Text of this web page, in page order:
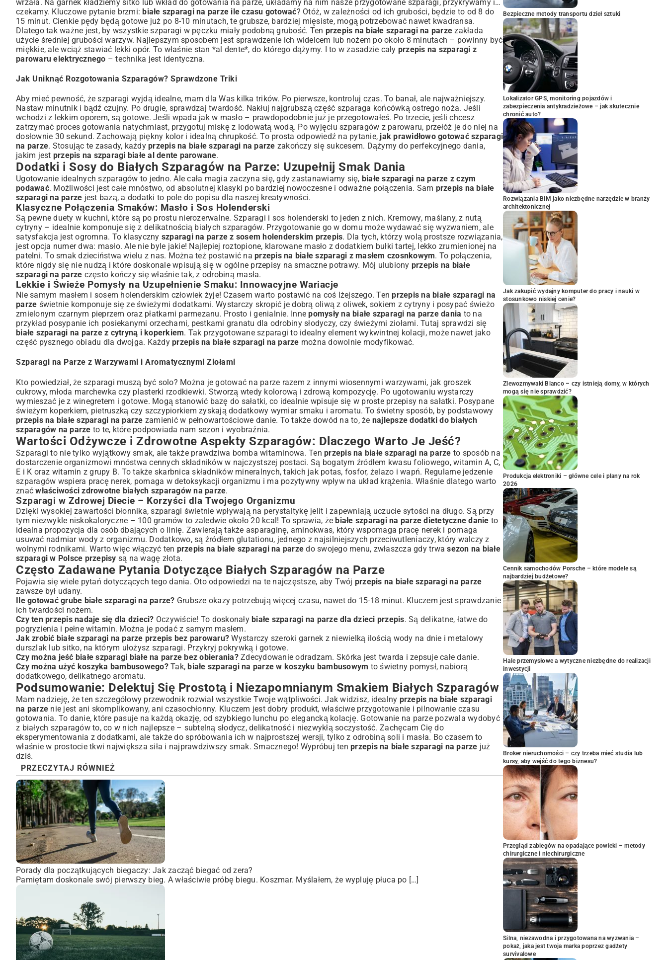
wrzała. Na garnek kładziemy sitko lub wkład do gotowania na parze, układamy na nim nasze przygotowane szparagi, przykrywamy i…
czekamy. Kluczowe pytanie brzmi:białe szparagi na parze ile czasu gotować? Otóż, w zależności od ich grubości, będzie to od 8 do
15 minut. Cienkie pędy będą gotowe już po 8-10 minutach, te grubsze, bardziej mięsiste, mogą potrzebować nawet kwadransa.
Dlatego tak ważne jest, by wszystkie szparagi w pęczku miały podobną grubość. Ten przepis na białe szparagi na parze zakłada
użycie średniej grubości warzyw. Najlepszym sposobem jest sprawdzenie ich widelcem lub nożem po około 8 minutach – powinny być
miękkie, ale wciąż stawiać lekki opór. To właśnie stan *al dente*, do którego dążymy. I to w zasadzie cały przepis na szparagi z
parowaru elektrycznego – technika jest identyczna.
Jak Uniknąć Rozgotowania Szparagów? Sprawdzone Triki
Aby mieć pewność, że szparagi wyjdą idealne, mam dla Was kilka trików. Po pierwsze, kontroluj czas. To banał, ale najważniejszy.
Nastaw minutnik i bądź czujny. Po drugie, sprawdzaj twardość. Nakłuj najgrubszą część szparaga końcówką ostrego noża. Jeśli
wchodzi z lekkim oporem, są gotowe. Jeśli wpada jak w masło – prawdopodobnie już je przegotowałeś. Po trzecie, jeśli chcesz
zatrzymać proces gotowania natychmiast, przygotuj miskę z lodowatą wodą. Po wyjęciu szparagów z parowaru, przełóż je do niej na
dosłownie 30 sekund. Zachowają piękny kolor i idealną chrupkość. To prosta odpowiedź na pytanie, jak prawidłowo gotować szparagi
na parze. Stosując te zasady, każdy przepis na białe szparagi na parze zakończy się sukcesem. Dążymy do perfekcyjnego dania,
jakim jest przepis na szparagi białe al dente parowane.
Dodatki i Sosy do Białych Szparagów na Parze: Uzupełnij Smak Dania
Ugotowanie idealnych szparagów to jedno. Ale cała magia zaczyna się, gdy zastanawiamy się, białe szparagi na parze z czym
podawać. Możliwości jest całe mnóstwo, od absolutnej klasyki po bardziej nowoczesne i odważne połączenia. Sam przepis na białe
szparagi na parze jest bazą, a dodatki to pole do popisu dla naszej kreatywności.
Klasyczne Połączenia Smaków: Masło i Sos Holenderski
Są pewne duety w kuchni, które są po prostu nierozerwalne. Szparagi i sos holenderski to jeden z nich. Kremowy, maślany, z nutą
cytryny – idealnie komponuje się z delikatnością białych szparagów. Przygotowanie go w domu może wydawać się wyzwaniem, ale
satysfakcja jest ogromna. To klasyczny szparagi na parze z sosem holenderskim przepis. Dla tych, którzy wolą prostsze rozwiązania,
jest opcja numer dwa: masło. Ale nie byle jakie! Najlepiej roztopione, klarowane masło z dodatkiem bułki tartej, lekko zrumienionej na
patelni. To smak dzieciństwa wielu z nas. Można też postawić na przepis na białe szparagi z masłem czosnkowym. To połączenia,
które nigdy się nie nudzą i które doskonale wpisują się w ogólne przepisy na smaczne potrawy. Mój ulubiony przepis na białe
szparagi na parze często kończy się właśnie tak, z odrobiną masła.
Lekkie i Świeże Pomysły na Uzupełnienie Smaku: Innowacyjne Wariacje
Nie samym masłem i sosem holenderskim człowiek żyje! Czasem warto postawić na coś lżejszego. Tenprzepis na białe szparagi na
parze świetnie komponuje się ze świeżymi dodatkami. Wystarczy skropić je dobrą oliwą z oliwek, sokiem z cytryny i posypać świeżo
zmielonym czarnym pieprzem oraz płatkami parmezanu. Prosto i genialnie. Innepomysły na białe szparagi na parze dania to na
przykład posypanie ich posiekanymi orzechami, pestkami granatu dla odrobiny słodyczy, czy świeżymi ziołami. Tutaj sprawdzi się
białe szparagi na parze z cytryną i koperkiem. Tak przygotowane szparagi to idealny element wykwintnej kolacji, może nawet jako
część pysznego obiadu dla dwojga. Każdy przepis na białe szparagi na parze można dowolnie modyfikować.
Szparagi na Parze z Warzywami i Aromatycznymi Ziołami
Kto powiedział, że szparagi muszą być solo? Można je gotować na parze razem z innymi wiosennymi warzywami, jak groszek
cukrowy, młoda marchewka czy plasterki rzodkiewki. Stworzą wtedy kolorową i zdrową kompozycję. Po ugotowaniu wystarczy
wymieszać je z winegretem i gotowe. Mogą stanowić bazę do sałatki, co idealnie wpisuje się w proste przepisy na sałatki. Posypane
świeżym koperkiem, pietruszką czy szczypiorkiem zyskają dodatkowy wymiar smaku i aromatu. To świetny sposób, by podstawowy
przepis na białe szparagi na parze zamienić w pełnowartościowe danie. To także dowód na to, że najlepsze dodatki do białych
szparagów na parze to te, które podpowiada nam sezon i wyobraźnia.
Wartości Odżywcze i Zdrowotne Aspekty Szparagów: Dlaczego Warto Je Jeść?
Szparagi to nie tylko wyjątkowy smak, ale także prawdziwa bomba witaminowa. Ten przepis na białe szparagi na parze to sposób na
dostarczenie organizmowi mnóstwa cennych składników w najczystszej postaci. Są bogatym źródłem kwasu foliowego, witamin A, C,
E i K oraz witamin z grupy B. To także skarbnica składników mineralnych, takich jak potas, fosfor, żelazo i wapń. Regularne jedzenie
szparagów wspiera pracę nerek, pomaga w detoksykacji organizmu i ma pozytywny wpływ na układ krążenia. Właśnie dlatego warto
znaćwłaściwości zdrowotne białych szparagów na parze.
Szparagi w Zdrowej Diecie – Korzyści dla Twojego Organizmu
Dzięki wysokiej zawartości błonnika, szparagi świetnie wpływają na perystaltykę jelit i zapewniają uczucie sytości na długo. Są przy
tym niezwykle niskokaloryczne – 100 gramów to zaledwie około 20 kcal! To sprawia, żebiałe szparagi na parze dietetyczne danie to
idealna propozycja dla osób dbających o linię. Zawierają także asparaginę, aminokwas, który wspomaga pracę nerek i pomaga
usuwać nadmiar wody z organizmu. Dodatkowo, są źródłem glutationu, jednego z najsilniejszych przeciwutleniaczy, który walczy z
wolnymi rodnikami. Warto więc włączyć ten przepis na białe szparagi na parze do swojego menu, zwłaszcza gdy trwasezon na białe
szparagi w Polsce przepisy są na wagę złota.
Często Zadawane Pytania Dotyczące Białych Szparagów na Parze
Pojawia się wiele pytań dotyczących tego dania. Oto odpowiedzi na te najczęstsze, aby Twój przepis na białe szparagi na parze
zawsze był udany.
Ile gotować grube białe szparagi na parze? Grubsze okazy potrzebują więcej czasu, nawet do 15-18 minut. Kluczem jest sprawdzanie
ich twardości nożem.
Czy ten przepis nadaje się dla dzieci? Oczywiście! To doskonały białe szparagi na parze dla dzieci przepis. Są delikatne, łatwe do
pogryzienia i pełne witamin. Można je podać z samym masłem.
Jak zrobić białe szparagi na parze przepis bez parowaru? Wystarczy szeroki garnek z niewielką ilością wody na dnie i metalowy
durszlak lub sitko, na którym ułożysz szparagi. Przykryj pokrywką i gotowe.
Czy można jeść białe szparagi białe na parze bez obierania?Zdecydowanie odradzam. Skórka jest twarda i zepsuje całe danie.
Czy można użyć koszyka bambusowego?Tak,białe szparagi na parze w koszyku bambusowym to świetny pomysł, nabiorą
dodatkowego, delikatnego aromatu.
Podsumowanie: Delektuj Się Prostotą i Niezapomnianym Smakiem Białych Szparagów
Mam nadzieję, że ten szczegółowy przewodnik rozwiał wszystkie Twoje wątpliwości. Jak widzisz, idealny przepis na białe szparagi
na parze nie jest ani skomplikowany, ani czasochłonny. Kluczem jest dobry produkt, właściwe przygotowanie i pilnowanie czasu
gotowania. To danie, które pasuje na każdą okazję, od szybkiego lunchu po elegancką kolację. Gotowanie na parze pozwala wydobyć
z białych szparagów to, co w nich najlepsze – subtelną słodycz, delikatność i niezwykłą soczystość. Zachęcam Cię do
eksperymentowania z dodatkami, ale także do spróbowania ich w najprostszej wersji, tylko z odrobiną soli i masła. Bo czasem to
właśnie w prostocie tkwi największa siła i najprawdziwszy smak. Smacznego! Wypróbuj ten przepis na białe szparagi na parze już
dziś.
PRZECZYTAJ RÓWNIEŻ
Porady dla początkujących biegaczy: Jak zacząć biegać od zera?
Pamiętam doskonale swój pierwszy bieg. A właściwie próbę biegu. Koszmar. Myślałem, że wypluję płuca po […]
Bezpieczne metody transportu dzieł sztuki
Lokalizator GPS, monitoring pojazdów i
zabezpieczenia antykradzieżowe – jak skutecznie
chronić auto?
Rozwiązania BIM jako niezbędne narzędzie w branży
architektonicznej
Jak zakupić wydajny komputer do pracy i nauki w
stosunkowo niskiej cenie?
Zlewozmywaki Blanco – czy istnieją domy, w których
mogą się nie sprawdzić?
Produkcja elektroniki – główne cele i plany na rok
2026
Cennik samochodów Porsche – które modele są
najbardziej budżetowe?
Hale przemysłowe a wytyczne niezbędne do realizacji
inwestycji
Broker nieruchomości – czy trzeba mieć studia lub
kursy, aby wejść do tego biznesu?
Przegląd zabiegów na opadające powieki – metody
chirurgiczne i niechirurgiczne
Silna, niezawodna i przygotowana na wyzwania –
pokaż, jaka jest twoja marka poprzez gadżety
survivalowe